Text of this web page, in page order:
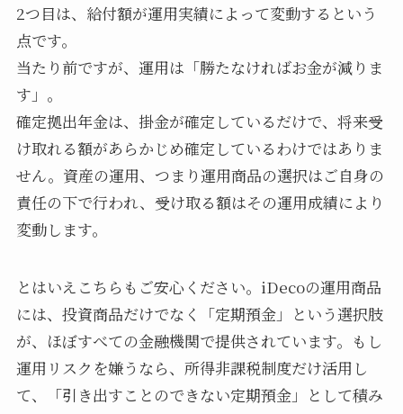
2つ目は、給付額が運用実績によって変動するという
点です。
当たり前ですが、運用は「勝たなければお金が減りま
す」。
確定拠出年金は、掛金が確定しているだけで、将来受
け取れる額があらかじめ確定しているわけではありま
せん。資産の運用、つまり運用商品の選択はご自身の
責任の下で行われ、受け取る額はその運用成績により
変動します。
とはいえこちらもご安心ください。iDecoの運用商品
には、投資商品だけでなく「定期預金」という選択肢
が、ほぼすべての金融機関で提供されています。もし
運用リスクを嫌うなら、所得非課税制度だけ活用し
て、「引き出すことのできない定期預金」として積み